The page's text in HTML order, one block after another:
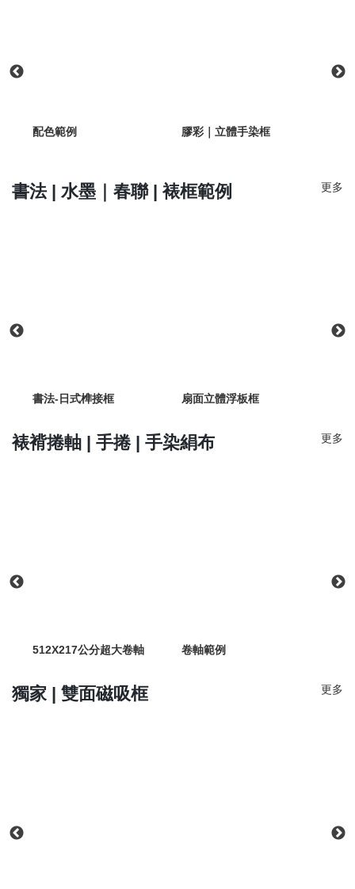
配色範例 膠彩｜立體手染框
書法 | 水墨｜春聯 | 裱框範例 更多
書法-日式榫接框 扇面立體浮板框
裱褙捲軸 | 手捲 | 手染絹布 更多
512X217公分超大卷軸 卷軸範例
獨家 | 雙面磁吸框 更多